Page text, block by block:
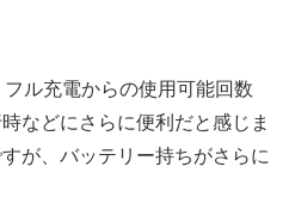
ル充電からの使用可能回数
などにさらに便利だと感じま
が、バッテリー持ちがさらに